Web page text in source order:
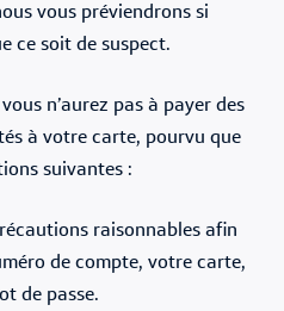
vous préviendrons si
ce soit de suspect.
n’aurez pas à payer des
à votre carte, pourvu que
suivantes :
raisonnables afin
de compte, votre carte,
de passe.